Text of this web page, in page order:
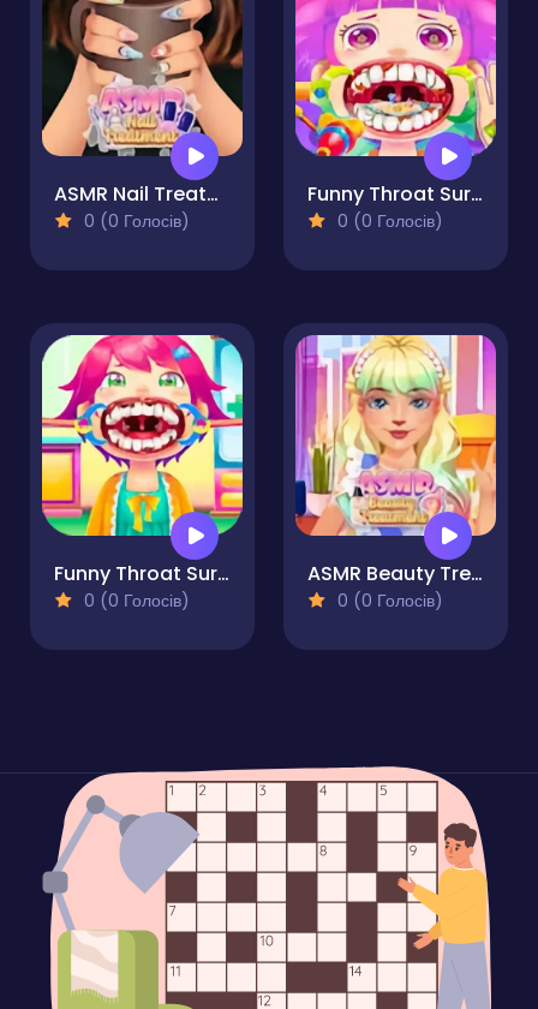
ASMR Nail Treatment
0 (0 Голосів)
Funny Throat Surgery 2
0 (0 Голосів)
Funny Throat Surgery
0 (0 Голосів)
ASMR Beauty Treatment
0 (0 Голосів)